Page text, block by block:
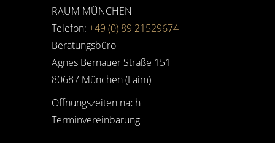
RAUM MÜNCHEN
Telefon: +49 (0) 89 21529674
Beratungsbüro
Agnes Bernauer Straße 151
80687 München (Laim)
Öffnungszeiten nach
Terminvereinbarung